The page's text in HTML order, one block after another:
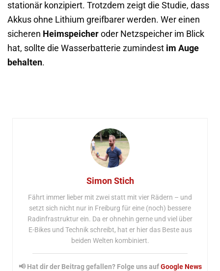
stationär konzipiert. Trotzdem zeigt die Studie, dass
Akkus ohne Lithium greifbarer werden. Wer einen
sicheren Heimspeicher oder Netzspeicher im Blick
hat, sollte die Wasserbatterie zumindest im Auge
behalten.
Simon Stich
Fährt immer lieber mit zwei statt mit vier Rädern – und
setzt sich nicht nur in Freiburg für eine (noch) bessere
Radinfrastruktur ein. Da er ohnehin gerne und viel über
E-Bikes und Technik schreibt, hat er hier das Beste aus
beiden Welten kombiniert.
📢 Hat dir der Beitrag gefallen? Folge uns aufGoogle News